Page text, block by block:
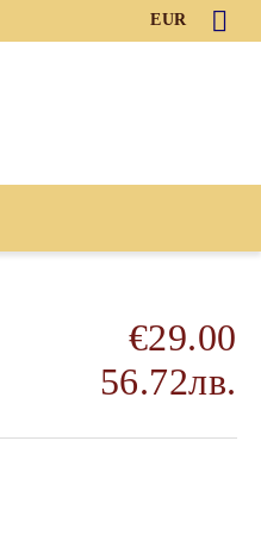
EUR
€29.00
56.72лв.